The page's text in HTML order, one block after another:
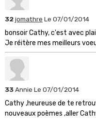
32jomathre Le 07/01/2014
bonsoir Cathy, c'est avec
Je réitère mes meilleurs
33Annie Le 07/01/2014
Cathy ,heureuse de te
nouveaux poèmes ,aller